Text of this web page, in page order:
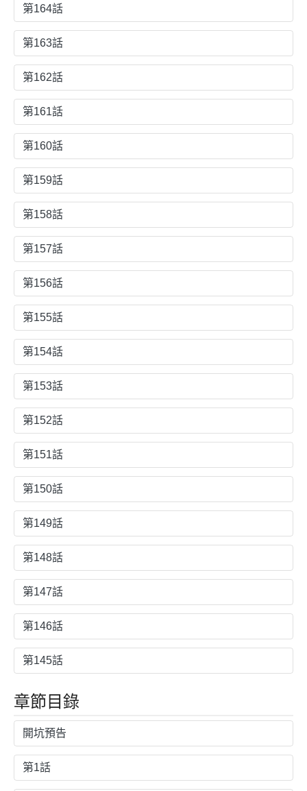
第164話
第163話
第162話
第161話
第160話
第159話
第158話
第157話
第156話
第155話
第154話
第153話
第152話
第151話
第150話
第149話
第148話
第147話
第146話
第145話
章節目錄
開坑預告
第1話